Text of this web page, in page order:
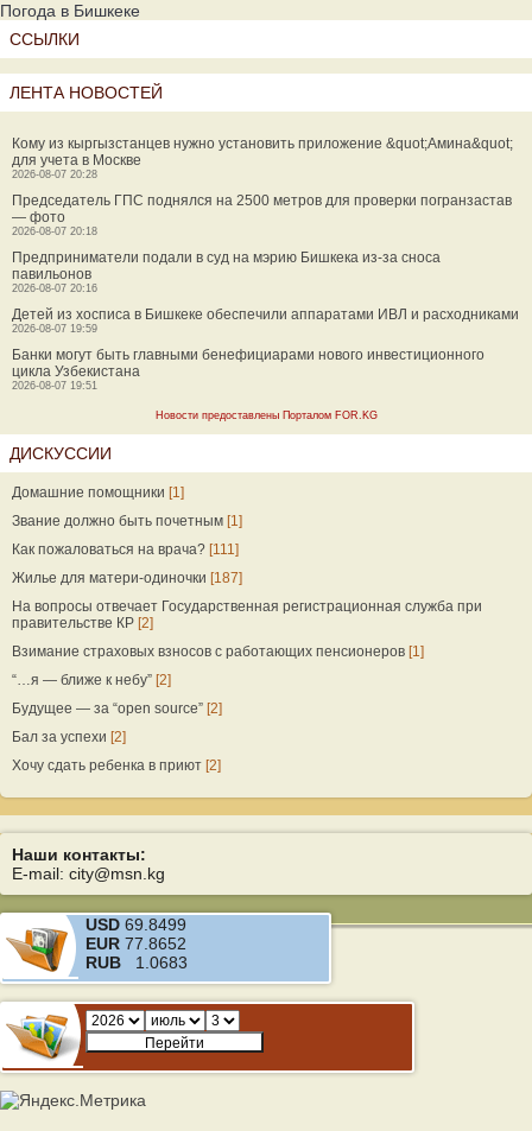
Погода в Бишкеке
ССЫЛКИ
ЛЕНТА НОВОСТЕЙ
Кому из кыргызстанцев нужно установить приложение &quot;Амина&quot;
для учета в Москве
2026-08-07 20:28
Председатель ГПС поднялся на 2500 метров для проверки погранзастав
— фото
2026-08-07 20:18
Предприниматели подали в суд на мэрию Бишкека из-за сноса
павильонов
2026-08-07 20:16
Детей из хосписа в Бишкеке обеспечили аппаратами ИВЛ и расходниками
2026-08-07 19:59
Банки могут быть главными бенефициарами нового инвестиционного
цикла Узбекистана
2026-08-07 19:51
Новости предоставлены Порталом FOR.KG
ДИСКУССИИ
Домашние помощники [1]
Звание должно быть почетным [1]
Как пожаловаться на врача? [111]
Жилье для матери-одиночки [187]
На вопросы отвечает Государственная регистрационная служба при
правительстве КР [2]
Взимание страховых взносов с работающих пенсионеров [1]
“…я — ближе к небу” [2]
Будущее — за “open source” [2]
Бал за успехи [2]
Хочу сдать ребенка в приют [2]
Наши контакты:
E-mail: city@msn.kg
USD 69.8499
EUR 77.8652
RUB 1.0683